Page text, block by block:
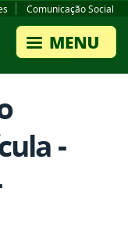
Comunicação Social
-